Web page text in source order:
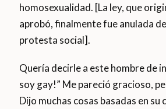
homosexualidad. [La ley, que
aprobó, finalmente fue anulada
protesta social].
Quería decirle a este hombre de
soy gay!” Me pareció gracioso,
Dijo muchas cosas basadas en su